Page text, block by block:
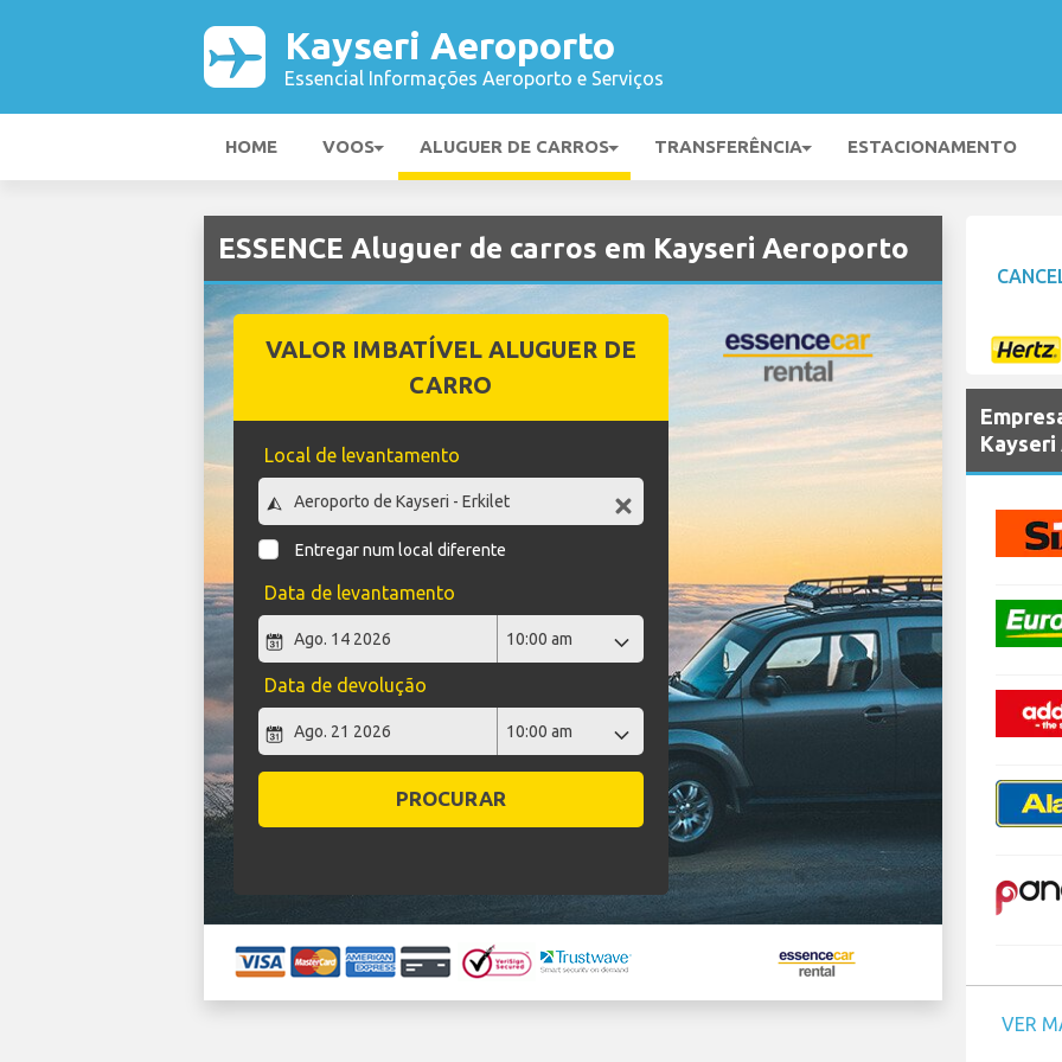
Kayseri Aeroporto
Essencial Informações Aeroporto e Serviços
HOME VOOS ALUGUER DE CARROS TRANSFERÊNCIA ESTACIONAMENTO
ESSENCE Aluguer de carros em Kayseri Aeroporto
VALOR IMBATÍVEL ALUGUER DE
CARRO
Local de levantamento
Entregar num local diferente
Data de levantamento
Data de devolução
PROCURAR
VER